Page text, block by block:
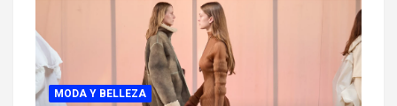
MODA Y BELLEZA